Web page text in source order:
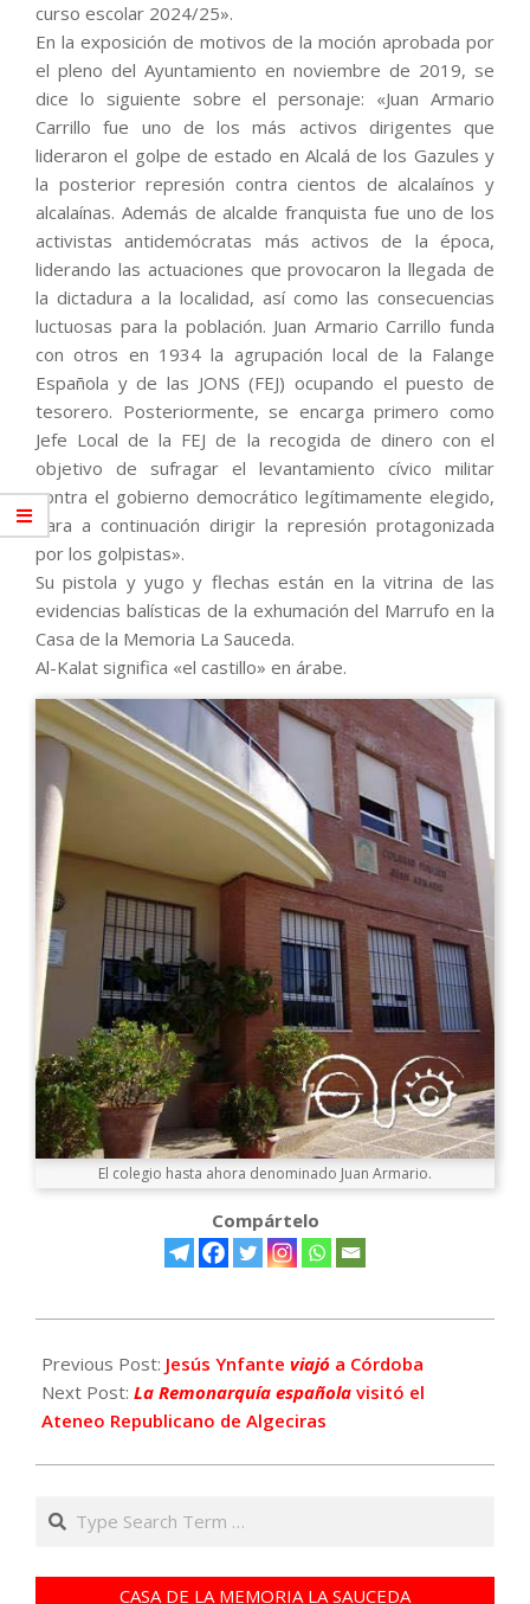
curso escolar 2024/25».
En la exposición de motivos de la moción aprobada por
el pleno del Ayuntamiento en noviembre de 2019, se
dice lo siguiente sobre el personaje: «Juan Armario
Carrillo fue uno de los más activos dirigentes que
lideraron el golpe de estado en Alcalá de los Gazules y
la posterior represión contra cientos de alcalaínos y
alcalaínas. Además de alcalde franquista fue uno de los
activistas antidemócratas más activos de la época,
liderando las actuaciones que provocaron la llegada de
la dictadura a la localidad, así como las consecuencias
luctuosas para la población. Juan Armario Carrillo funda
con otros en 1934 la agrupación local de la Falange
Española y de las JONS (FEJ) ocupando el puesto de
tesorero. Posteriormente, se encarga primero como
Jefe Local de la FEJ de la recogida de dinero con el
objetivo de sufragar el levantamiento cívico militar
contra el gobierno democrático legítimamente elegido,
para a continuación dirigir la represión protagonizada
por los golpistas».
Su pistola y yugo y flechas están en la vitrina de las
evidencias balísticas de la exhumación del Marrufo en la
Casa de la Memoria La Sauceda.
Al-Kalat significa «el castillo» en árabe.
El colegio hasta ahora denominado Juan Armario.
Compártelo
04-
18
Previous Post: Jesús Ynfante viajó a Córdoba
Next Post: La Remonarquía española visitó el
Ateneo Republicano de Algeciras
Search
CASA DE LA MEMORIA LA SAUCEDA